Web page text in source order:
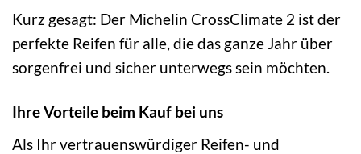
Kurz gesagt: Der Michelin CrossClimate 2 ist der
perfekte Reifen für alle, die das ganze Jahr über
sorgenfrei und sicher unterwegs sein möchten.
Ihre Vorteile beim Kauf bei uns
Als Ihr vertrauenswürdiger Reifen- und